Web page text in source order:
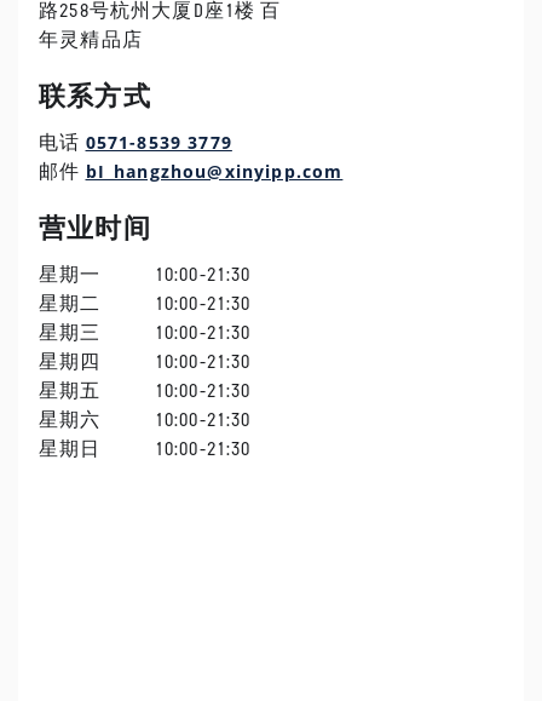
路258号杭州大厦D座1楼 百
年灵精品店
联系方式
电话 0571-8539 3779
邮件 bI_hangzhou@xinyipp.com
营业时间
星期一
10:00-21:30
星期二
10:00-21:30
星期三
10:00-21:30
星期四
10:00-21:30
星期五
10:00-21:30
星期六
10:00-21:30
星期日
10:00-21:30